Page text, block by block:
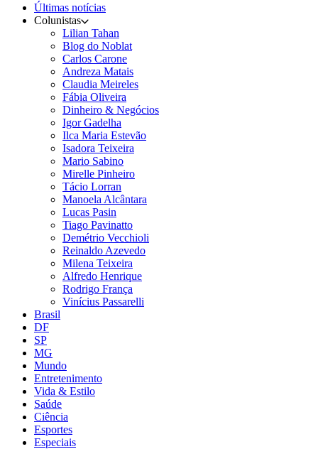
Últimas notícias
Colunistas
Lilian Tahan
Blog do Noblat
Carlos Carone
Andreza Matais
Claudia Meireles
Fábia Oliveira
Dinheiro & Negócios
Igor Gadelha
Ilca Maria Estevão
Isadora Teixeira
Mario Sabino
Mirelle Pinheiro
Tácio Lorran
Manoela Alcântara
Lucas Pasin
Tiago Pavinatto
Demétrio Vecchioli
Reinaldo Azevedo
Milena Teixeira
Alfredo Henrique
Rodrigo França
Vinícius Passarelli
Brasil
DF
SP
MG
Mundo
Entretenimento
Vida & Estilo
Saúde
Ciência
Esportes
Especiais